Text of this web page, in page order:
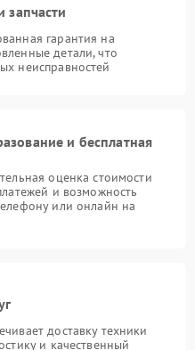
запчасти
гарантия на
детали, что
неисправностей
и бесплатная
оценка стоимости
и возможность
или онлайн на
доставку техники
и качественный